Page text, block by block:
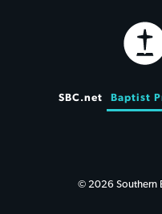
SBC.net Baptist
© 2026 Southern